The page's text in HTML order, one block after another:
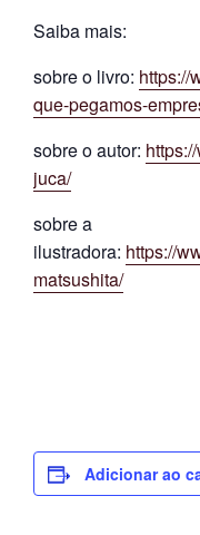
Saiba mais:
sobre o livro: https://
que-pegamos-
sobre o autor:
juca/
sobre a
ilustradora: https://
matsushita/
Adicionar ao